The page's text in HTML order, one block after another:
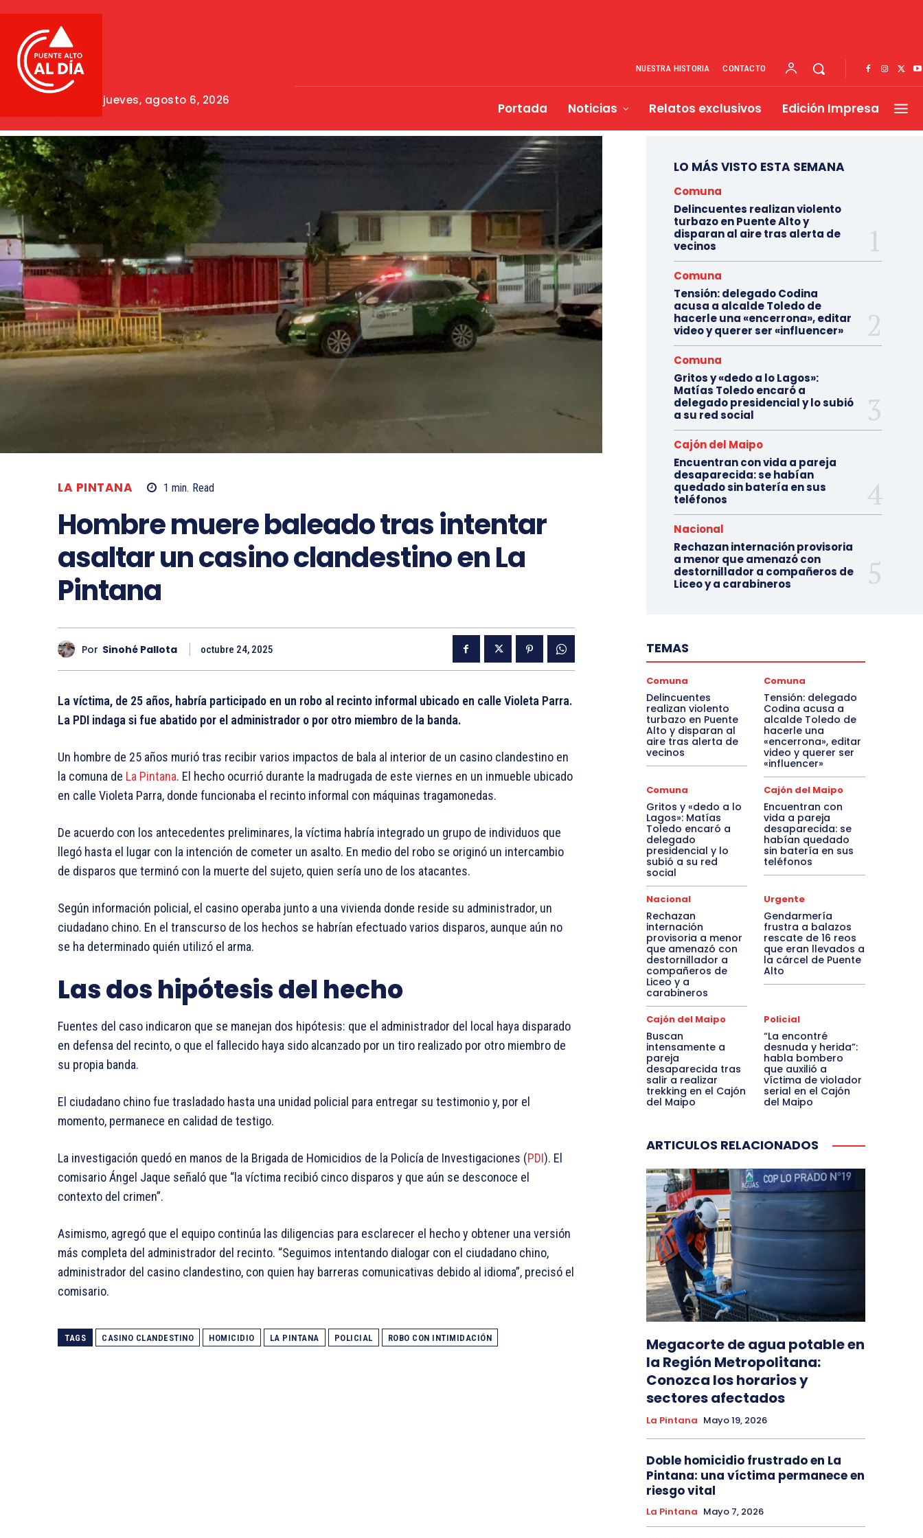
jueves, agosto 6, 2026
NUESTRA HISTORIA CONTACTO
Portada Noticias Relatos exclusivos Edición Impresa
LA PINTANA 1 min. Read
Hombre muere baleado tras intentar
asaltar un casino clandestino en La
Pintana
Por Sinohé Pallota octubre 24, 2025
La víctima, de 25 años, habría participado en un robo al recinto informal ubicado en calle Violeta Parra.
La PDI indaga si fue abatido por el administrador o por otro miembro de la banda.
Un hombre de 25 años murió tras recibir varios impactos de bala al interior de un casino clandestino en
la comuna de La Pintana. El hecho ocurrió durante la madrugada de este viernes en un inmueble ubicado
en calle Violeta Parra, donde funcionaba el recinto informal con máquinas tragamonedas.
De acuerdo con los antecedentes preliminares, la víctima habría integrado un grupo de individuos que
llegó hasta el lugar con la intención de cometer un asalto. En medio del robo se originó un intercambio
de disparos que terminó con la muerte del sujeto, quien sería uno de los atacantes.
Según información policial, el casino operaba junto a una vivienda donde reside su administrador, un
ciudadano chino. En el transcurso de los hechos se habrían efectuado varios disparos, aunque aún no
se ha determinado quién utilizó el arma.
Las dos hipótesis del hecho
Fuentes del caso indicaron que se manejan dos hipótesis: que el administrador del local haya disparado
en defensa del recinto, o que el fallecido haya sido alcanzado por un tiro realizado por otro miembro de
su propia banda.
El ciudadano chino fue trasladado hasta una unidad policial para entregar su testimonio y, por el
momento, permanece en calidad de testigo.
La investigación quedó en manos de la Brigada de Homicidios de la Policía de Investigaciones (PDI). El
comisario Ángel Jaque señaló que “la víctima recibió cinco disparos y que aún se desconoce el
contexto del crimen”.
Asimismo, agregó que el equipo continúa las diligencias para esclarecer el hecho y obtener una versión
más completa del administrador del recinto. “Seguimos intentando dialogar con el ciudadano chino,
administrador del casino clandestino, con quien hay barreras comunicativas debido al idioma”, precisó el
comisario.
TAGS CASINO CLANDESTINO HOMICIDIO LA PINTANA POLICIAL ROBO CON INTIMIDACIÓN
LO MÁS VISTO ESTA SEMANA
Comuna
Delincuentes realizan violento
turbazo en Puente Alto y
disparan al aire tras alerta de
vecinos
Comuna
Tensión: delegado Codina
acusa a alcalde Toledo de
hacerle una «encerrona», editar
video y querer ser «influencer»
Comuna
Gritos y «dedo a lo Lagos»:
Matías Toledo encaró a
delegado presidencial y lo subió
a su red social
Cajón del Maipo
Encuentran con vida a pareja
desaparecida: se habían
quedado sin batería en sus
teléfonos
Nacional
Rechazan internación provisoria
a menor que amenazó con
destornillador a compañeros de
Liceo y a carabineros
TEMAS
Comuna
Delincuentes
realizan violento
turbazo en Puente
Alto y disparan al
aire tras alerta de
vecinos
Comuna
Tensión: delegado
Codina acusa a
alcalde Toledo de
hacerle una
«encerrona», editar
video y querer ser
«influencer»
Comuna
Gritos y «dedo a lo
Lagos»: Matías
Toledo encaró a
delegado
presidencial y lo
subió a su red
social
Cajón del Maipo
Encuentran con
vida a pareja
desaparecida: se
habían quedado
sin batería en sus
teléfonos
Nacional
Rechazan
internación
provisoria a menor
que amenazó con
destornillador a
compañeros de
Liceo y a
carabineros
Urgente
Gendarmería
frustra a balazos
rescate de 16 reos
que eran llevados a
la cárcel de Puente
Alto
Cajón del Maipo
Buscan
intensamente a
pareja
desaparecida tras
salir a realizar
trekking en el Cajón
del Maipo
Policial
“La encontré
desnuda y herida”:
habla bombero
que auxilió a
víctima de violador
serial en el Cajón
del Maipo
ARTICULOS RELACIONADOS
Megacorte de agua potable en
la Región Metropolitana:
Conozca los horarios y
sectores afectados
La Pintana Mayo 19, 2026
Doble homicidio frustrado en La
Pintana: una víctima permanece en
riesgo vital
La Pintana Mayo 7, 2026